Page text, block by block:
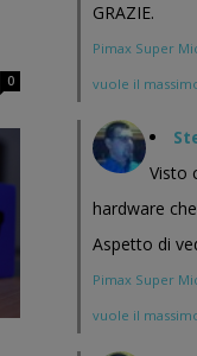
0
GRAZIE.
Pimax Super
vuole il
Visto
hardware
Aspetto di
Pimax Super
vuole il